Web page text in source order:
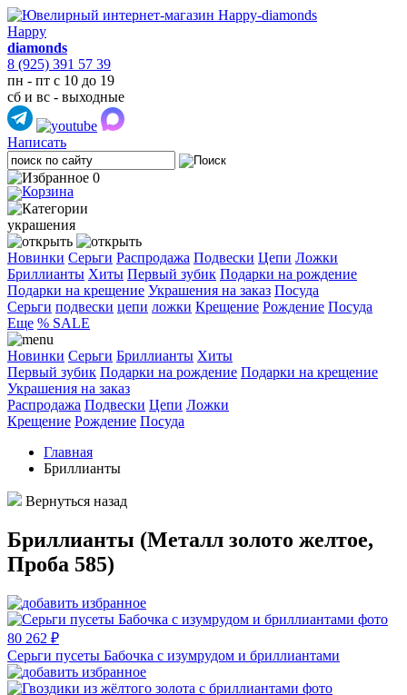
Happy
diamonds
8 (925) 391 57 39
пн - пт с 10 до 19
сб и вс - выходные
Написать
0
украшения
Новинки Серьги Распродажа Подвески Цепи Ложки
Бриллианты Хиты Первый зубик Подарки на рождение
Подарки на крещение Украшения на заказ Посуда
Cерьги подвески цепи ложки Крещение Рождение Посуда
Еще % SALE
Новинки Серьги Бриллианты Хиты
Первый зубик Подарки на рождение Подарки на крещение
Украшения на заказ
Распродажа Подвески Цепи Ложки
Крещение Рождение Посуда
Главная
Бриллианты
Вернуться назад
Бриллианты (Металл золото желтое,
Проба 585)
80 262 ₽
Серьги пусеты Бабочка с изумрудом и бриллиантами